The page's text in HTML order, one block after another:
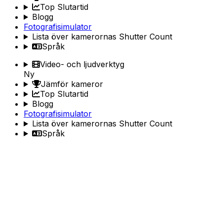
Top Slutartid
Blogg
Fotografisimulator
Lista över kamerornas Shutter Count
Språk
Video- och ljudverktyg
Ny
Jämför kameror
Top Slutartid
Blogg
Fotografisimulator
Lista över kamerornas Shutter Count
Språk